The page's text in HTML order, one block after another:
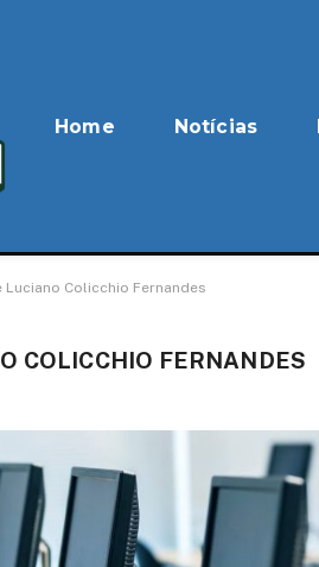
Home Notícias
Luciano Colicchio Fernandes
COLICCHIO FERNANDES